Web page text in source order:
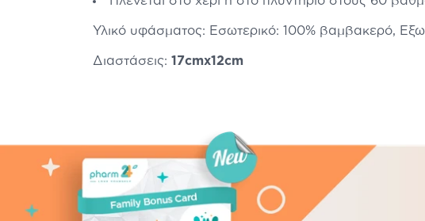
Υλικό υφάσματος: Εσωτερικό: 100% βαμβακερό,
Διαστάσεις: 17cmx12cm